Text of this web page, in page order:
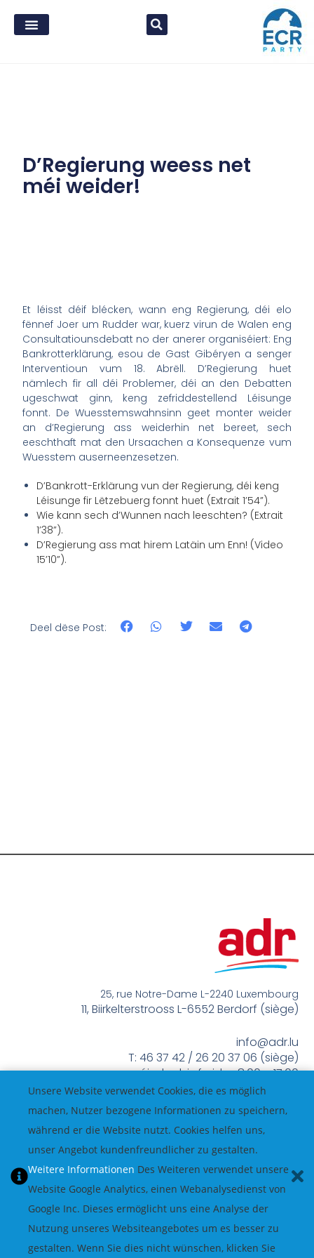
D’Regierung weess net
méi weider!
Et léisst déif blécken, wann eng Regierung, déi elo
fënnef Joer um Rudder war, kuerz virun de Walen eng
Consultatiounsdebatt no der anerer organiséiert: Eng
Bankrotterklärung, esou de Gast Gibéryen a senger
Interventioun vum 18. Abrëll. D’Regierung huet
nämlech fir all déi Problemer, déi an den Debatten
ugeschwat ginn, keng zefriddestellend Léisunge
fonnt. De Wuesstemswahnsinn geet monter weider
an d’Regierung ass weiderhin net bereet, sech
eeschthaft mat den Ursaachen a Konsequenze vum
Wuesstem auserneenzesetzen.
D’Bankrott-Erklärung vun der Regierung, déi keng
Léisunge fir Lëtzebuerg fonnt huet (Extrait 1’54”).
Wie kann sech d’Wunnen nach leeschten? (Extrait
1’38”).
D’Regierung ass mat hirem Latäin um Enn! (Video
15’10”).
Deel dëse Post:
25, rue Notre-Dame L-2240 Luxembourg
11, Biirkelterstrooss L-6552 Berdorf (siège)
info@adr.lu
T: 46 37 42 / 26 20 37 06 (siège)
méindes bis freides 8:00 – 17:00
Unsere Website verwendet Cookies, die es möglich
machen, Nutzer bezogene Informationen zu speichern,
während er die Website nutzt. Cookies helfen uns,
unser Angebot kundenfreundlicher zu gestalten.
Weitere Informationen Des Weiteren verwendet unsere
Website Google Analytics, einen Webanalysedienst von
Google Inc. Dieses ermöglicht uns eine Analyse der
Nutzung unseres Websiteangebotes um es besser zu
gestalten. Wenn Sie dies nicht wünschen, klicken Sie